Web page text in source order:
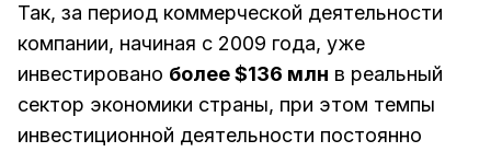
Так, за период коммерческой деятельности
компании, начиная с 2009 года, уже
инвестировано более $136 млн в реальный
сектор экономики страны, при этом темпы
инвестиционной деятельности постоянно